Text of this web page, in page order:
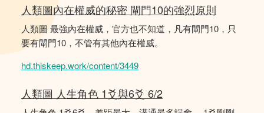
人類圖內在權威的秘密 閘門10的強烈原則
人類圖 最強內在權威，官方也不知道，凡有閘門10，只
要有閘門10，不管有其他內在權威。
hd.thiskeep.work/content/3449
人類圖 人生角色 1爻與6爻 6/2